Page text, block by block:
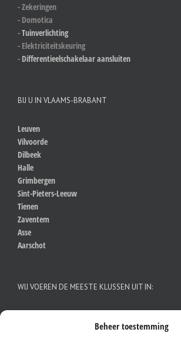
Beheer toestemming
- Zekeringen
- Domotica
-Tuinverlichting
- Elektriciteitskeuring
- Differentieelschakelaar aansluiten
BIJ U IN VLAAMS-BRABANT
Leuven
Vilvoorde
Dilbeek
Halle
Grimbergen
Sint-Pieters-Leeuw
Tienen
Zaventem
Asse
Aarschot
WIJ VOEREN DE MEESTE KLUSSEN UIT IN: